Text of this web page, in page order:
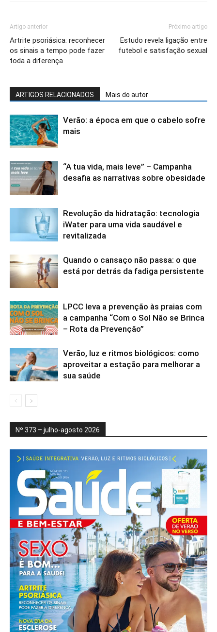
Artigo anterior
Artrite psoriásica: reconhecer
os sinais a tempo pode fazer
toda a diferença
Próximo artigo
Estudo revela ligação entre
futebol e satisfação sexual
ARTIGOS RELACIONADOS Mais do autor
Verão: a época em que o cabelo sofre
mais
“A tua vida, mais leve” – Campanha
desafia as narrativas sobre obesidade
Revolução da hidratação: tecnologia
iWater para uma vida saudável e
revitalizada
Quando o cansaço não passa: o que
está por detrás da fadiga persistente
LPCC leva a prevenção às praias com
a campanha “Com o Sol Não se Brinca
– Rota da Prevenção”
Verão, luz e ritmos biológicos: como
aproveitar a estação para melhorar a
sua saúde
Nº 373 – julho-agosto 2026